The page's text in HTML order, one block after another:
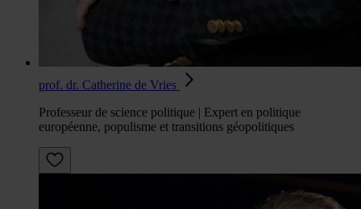
prof. dr. Catherine de Vries
Professeur de science politique | Expert en politique
européenne, populisme et transitions géopolitiques